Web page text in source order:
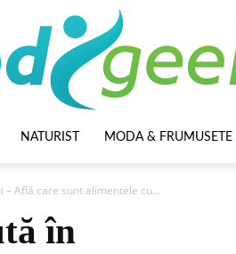
NATURIST MODA & FRUMUSETE
Află care sunt alimentele cu...
în